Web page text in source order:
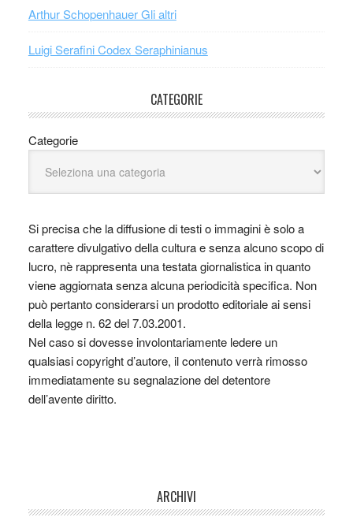
Arthur Schopenhauer Gli altri
Luigi Serafini Codex Seraphinianus
CATEGORIE
Categorie
Si precisa che la diffusione di testi o immagini è solo a
carattere divulgativo della cultura e senza alcuno scopo di
lucro, nè rappresenta una testata giornalistica in quanto
viene aggiornata senza alcuna periodicità specifica. Non
può pertanto considerarsi un prodotto editoriale ai sensi
della legge n. 62 del 7.03.2001.
Nel caso si dovesse involontariamente ledere un
qualsiasi copyright d’autore, il contenuto verrà rimosso
immediatamente su segnalazione del detentore
dell’avente diritto.
ARCHIVI